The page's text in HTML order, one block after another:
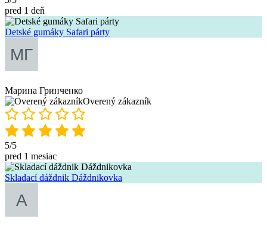
pred 1 deň
Detské gumáky Safari párty
Марина Гринченко
Overený zákazník
5/5
pred 1 mesiac
Skladací dáždnik Dáždnikovka